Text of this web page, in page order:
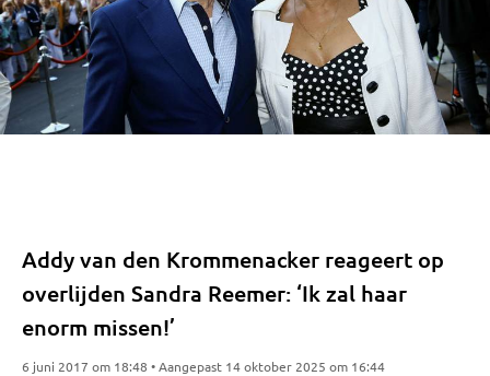
Addy van den Krommenacker reageert op
overlijden Sandra Reemer: ‘Ik zal haar
enorm missen!’
6 juni 2017 om 18:48 • Aangepast 14 oktober 2025 om 16:44